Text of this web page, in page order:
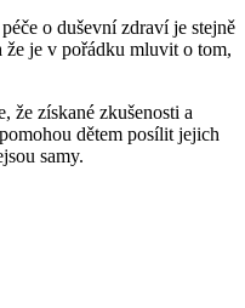
o duševní zdraví je stejně
že je v pořádku mluvit o tom,
že získané zkušenosti a
dětem posílit jejich
samy.